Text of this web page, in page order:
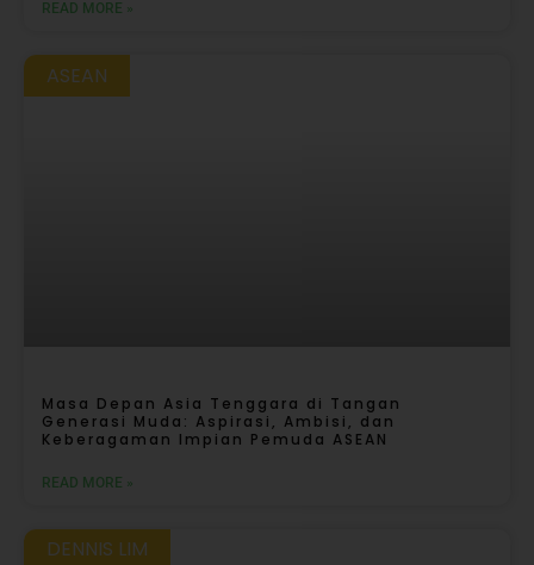
READ MORE »
ASEAN
Masa Depan Asia Tenggara di Tangan
Generasi Muda: Aspirasi, Ambisi, dan
Keberagaman Impian Pemuda ASEAN
READ MORE »
DENNIS LIM